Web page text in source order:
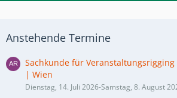
Anstehende Termine
Sachkunde für Veranstaltungsrigging
| Wien
Dienstag, 14. Juli 2026-Samstag, 8. August